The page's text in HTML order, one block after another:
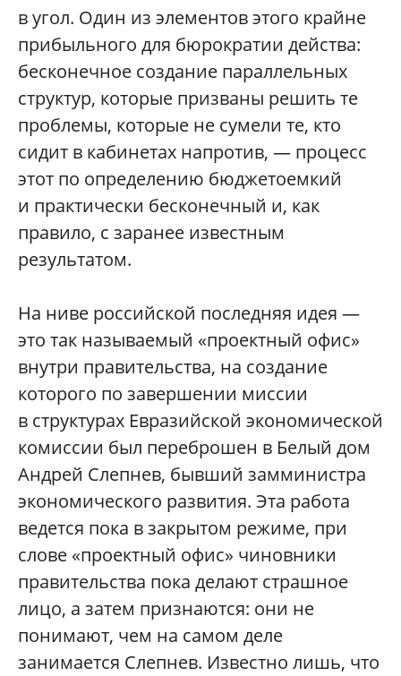
в угол. Один из элементов этого крайне
прибыльного для бюрократии действа:
бесконечное создание параллельных
структур, которые призваны решить те
проблемы, которые не сумели те, кто
сидит в кабинетах напротив, — процесс
этот по определению бюджетоемкий
и практически бесконечный и, как
правило, с заранее известным
результатом.
На ниве российской последняя идея —
это так называемый «проектный офис»
внутри правительства, на создание
которого по завершении миссии
в структурах Евразийской экономической
комиссии был переброшен в Белый дом
Андрей Слепнев, бывший замминистра
экономического развития. Эта работа
ведется пока в закрытом режиме, при
слове «проектный офис» чиновники
правительства пока делают страшное
лицо, а затем признаются: они не
понимают, чем на самом деле
занимается Слепнев. Известно лишь, что